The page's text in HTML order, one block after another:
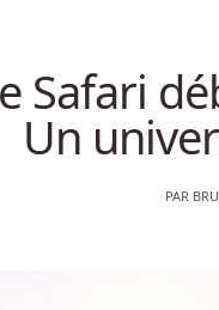
Safari
Un
PAR